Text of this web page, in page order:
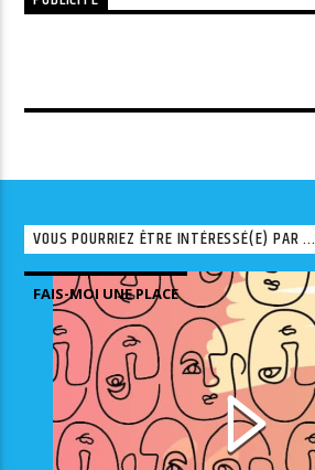
VOUS POURRIEZ ÊTRE INTÉRESSÉ(E) PAR ...
FAIS-MOI UNE PLACE